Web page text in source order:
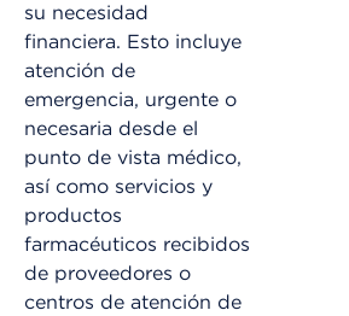
su necesidad
financiera. Esto incluye
atención de
emergencia, urgente o
necesaria desde el
punto de vista médico,
así como servicios y
productos
farmacéuticos recibidos
de proveedores o
centros de atención de